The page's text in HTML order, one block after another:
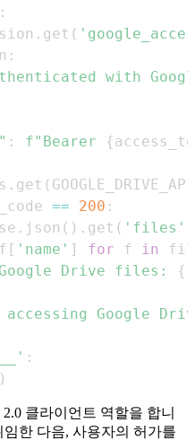
:
. get (
:
with
: f"Bearer {
. get (
== 200 :
. json ( ) . get ( 'files'
f [ 'name' ] for f in
Drive files: {
Google
:
)
클라이언트 역할을 합니
한 다음, 사용자의 허가를